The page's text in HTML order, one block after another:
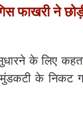
फाखरी ने
के लिए
के निकट